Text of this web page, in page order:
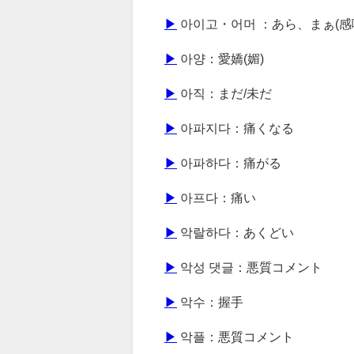
▶ 아이고・어머 ：あら、まぁ(
▶ 아양：愛嬌(媚)
▶ 아직：まだ/未だ
▶ 아파지다：痛くなる
▶ 아파하다：痛がる
▶ 아프다：痛い
▶ 악랄하다：あくどい
▶ 악성 댓글：悪質コメント
▶ 악수：握手
▶ 악플：悪質コメント